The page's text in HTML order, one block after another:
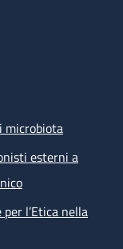
microbiota
esterni a
l’Etica nella